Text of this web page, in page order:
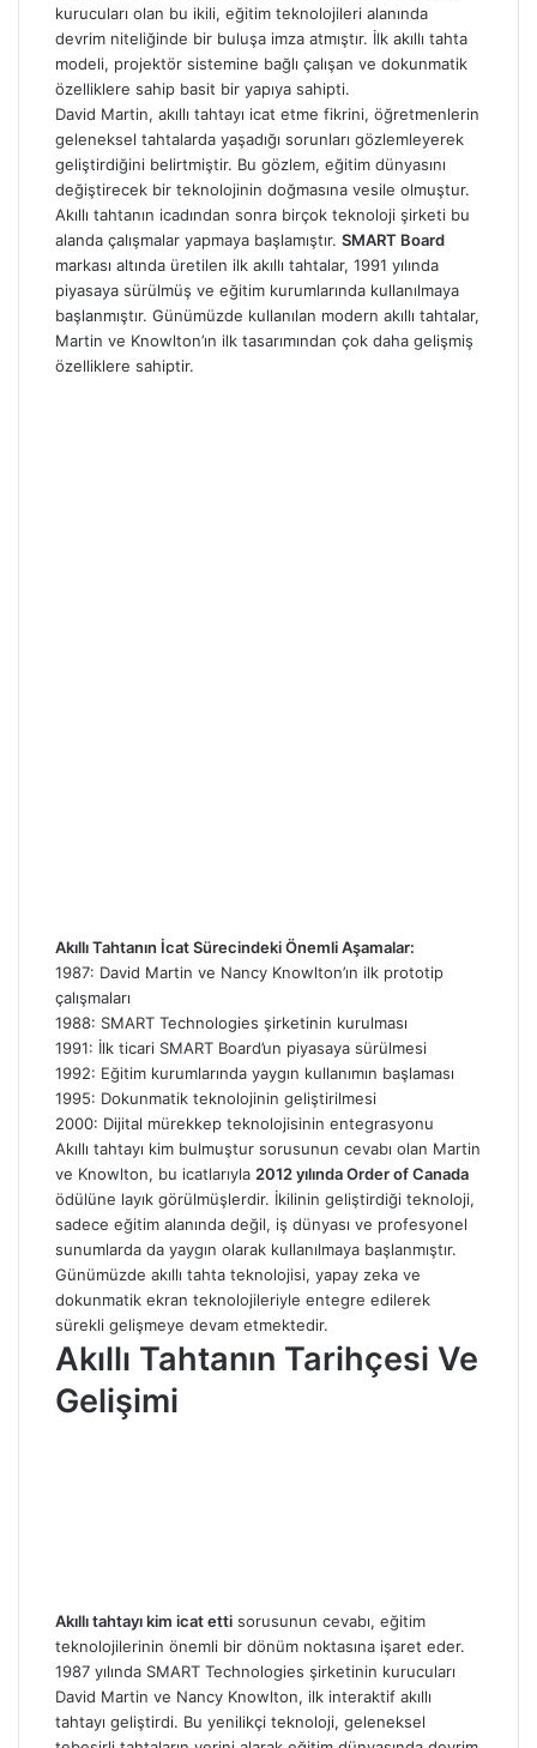
kurucuları olan bu ikili, eğitim teknolojileri alanında
devrim niteliğinde bir buluşa imza atmıştır. İlk akıllı tahta
modeli, projektör sistemine bağlı çalışan ve dokunmatik
özelliklere sahip basit bir yapıya sahipti.
David Martin, akıllı tahtayı icat etme fikrini, öğretmenlerin
geleneksel tahtalarda yaşadığı sorunları gözlemleyerek
geliştirdiğini belirtmiştir. Bu gözlem, eğitim dünyasını
değiştirecek bir teknolojinin doğmasına vesile olmuştur.
Akıllı tahtanın icadından sonra birçok teknoloji şirketi bu
alanda çalışmalar yapmaya başlamıştır. SMART Board
markası altında üretilen ilk akıllı tahtalar, 1991 yılında
piyasaya sürülmüş ve eğitim kurumlarında kullanılmaya
başlanmıştır. Günümüzde kullanılan modern akıllı tahtalar,
Martin ve Knowlton’ın ilk tasarımından çok daha gelişmiş
özelliklere sahiptir.
Akıllı Tahtanın İcat Sürecindeki Önemli Aşamalar:
1987: David Martin ve Nancy Knowlton’ın ilk prototip
çalışmaları
1988: SMART Technologies şirketinin kurulması
1991: İlk ticari SMART Board’un piyasaya sürülmesi
1992: Eğitim kurumlarında yaygın kullanımın başlaması
1995: Dokunmatik teknolojinin geliştirilmesi
2000: Dijital mürekkep teknolojisinin entegrasyonu
Akıllı tahtayı kim bulmuştur sorusunun cevabı olan Martin
ve Knowlton, bu icatlarıyla 2012 yılında Order of Canada
ödülüne layık görülmüşlerdir. İkilinin geliştirdiği teknoloji,
sadece eğitim alanında değil, iş dünyası ve profesyonel
sunumlarda da yaygın olarak kullanılmaya başlanmıştır.
Günümüzde akıllı tahta teknolojisi, yapay zeka ve
dokunmatik ekran teknolojileriyle entegre edilerek
sürekli gelişmeye devam etmektedir.
Akıllı Tahtanın Tarihçesi Ve
Gelişimi
Akıllı tahtayı kim icat etti sorusunun cevabı, eğitim
teknolojilerinin önemli bir dönüm noktasına işaret eder.
1987 yılında SMART Technologies şirketinin kurucuları
David Martin ve Nancy Knowlton, ilk interaktif akıllı
tahtayı geliştirdi. Bu yenilikçi teknoloji, geleneksel